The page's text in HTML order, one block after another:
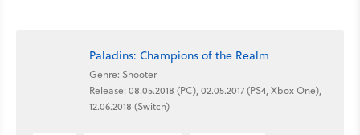
Paladins: Champions of the Realm
Genre: Shooter
Release: 08.05.2018 (PC), 02.05.2017 (PS4, Xbox One),
12.06.2018 (Switch)